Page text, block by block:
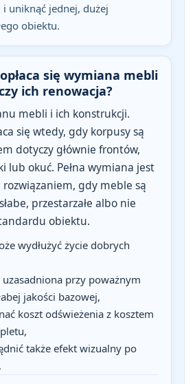
uniknąć jednej, dużej
obiektu.
się wymiana mebli
ich renowacja?
mebli i ich konstrukcji.
się wtedy, gdy korpusy są
dotyczy głównie frontów,
lub okuć. Pełna wymiana jest
rozwiązaniem, gdy meble są
przestarzałe albo nie
obiektu.
wydłużyć życie dobrych
przy poważnym
jakości bazowej,
koszt odświeżenia z kosztem
także efekt wizualny po